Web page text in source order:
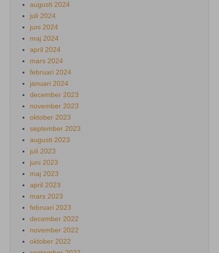
augusti 2024
juli 2024
juni 2024
maj 2024
april 2024
mars 2024
februari 2024
januari 2024
december 2023
november 2023
oktober 2023
september 2023
augusti 2023
juli 2023
juni 2023
maj 2023
april 2023
mars 2023
februari 2023
december 2022
november 2022
oktober 2022